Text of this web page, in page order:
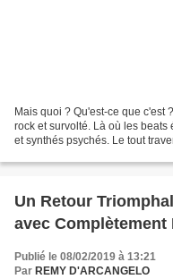
Mais quoi ? Qu'est-ce que c'est
rock et survolté. Là où les
et synthés psychés. Le tout
Un Retour
avec Complètement
Publié le 08/02/2019 à 13:21
Par REMY D'ARCANGELO